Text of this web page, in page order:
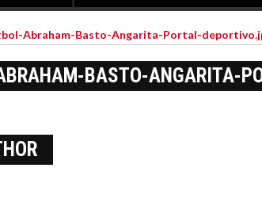
Abraham-Basto-Angarita-Portal-
BASTO-ANGARITA-